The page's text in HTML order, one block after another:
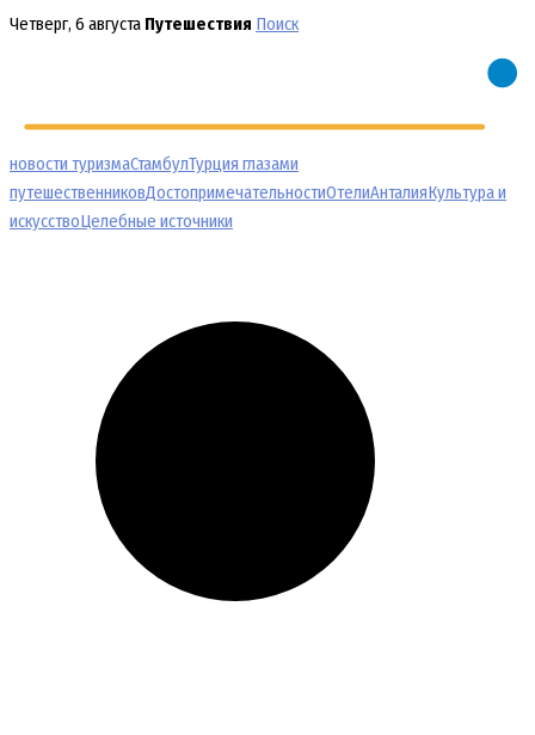
Перейти
Четверг, 6 августа Путешествия Поиск
новости туризмаСтамбулТурция глазами
путешественниковДостопримечательностиОтелиАнталияКультура и
искусствоЦелебные источники